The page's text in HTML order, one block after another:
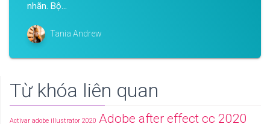
nhãn. Bộ...
Tania Andrew
Từ khóa liên quan
Activar adobe illustrator 2020 Adobe after effect cc 2020